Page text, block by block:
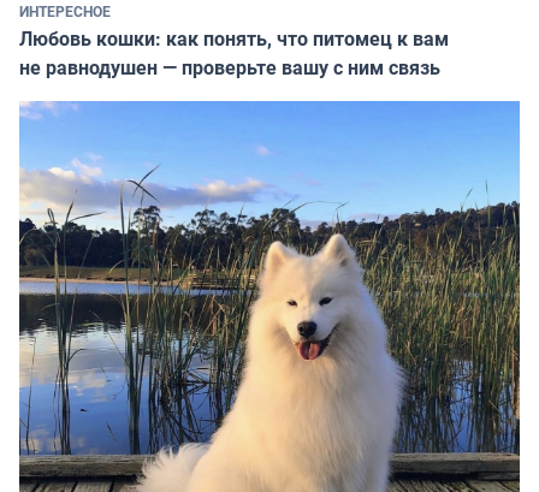
ИНТЕРЕСНОЕ
Любовь кошки: как понять, что питомец к вам
не равнодушен — проверьте вашу с ним связь